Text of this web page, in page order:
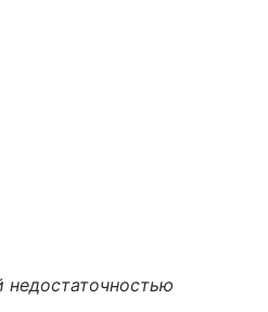
недостаточностью